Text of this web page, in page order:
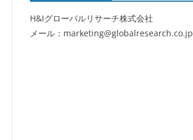
H&Iグローバルリサーチ株式会社
メール：marketing@globalresearch.co.jp